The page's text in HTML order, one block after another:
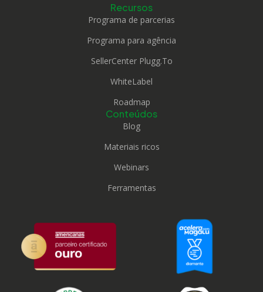
Recursos
Programa de parcerias
Programa para agência
SellerCenter Plugg.To
WhiteLabel
Roadmap
Conteúdos
Blog
Materiais ricos
Webinars
Ferramentas